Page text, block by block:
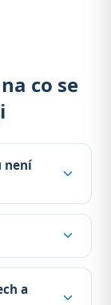
co se
není
a